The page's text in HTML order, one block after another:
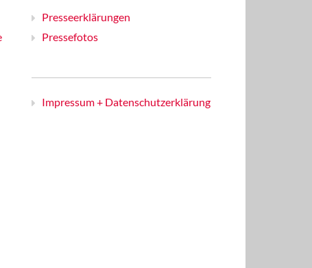
Presseerklärungen
Pressefotos
Impressum + Datenschutzerklärung